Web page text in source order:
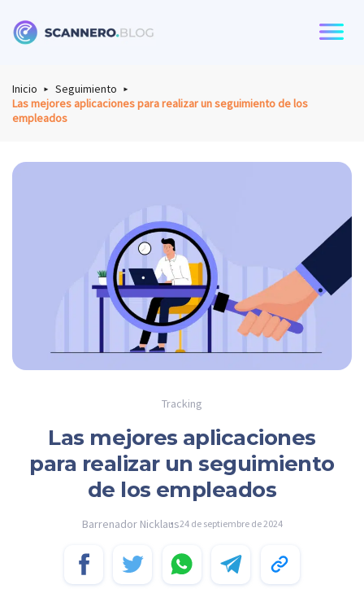
Inicio
Seguimiento
Las mejores aplicaciones para realizar un seguimiento de los
empleados
Tracking
Las mejores aplicaciones
para realizar un seguimiento
de los empleados
Barrenador Nicklaus24 de septiembre de 2024